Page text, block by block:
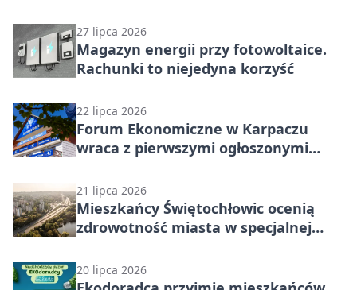
27 lipca 2026
Magazyn energii przy fotowoltaice.
Rachunki to niejedyna korzyść
22 lipca 2026
Forum Ekonomiczne w Karpaczu
wraca z pierwszymi ogłoszonymi
zapisów
21 lipca 2026
Mieszkańcy Świętochłowic ocenią
zdrowotność miasta w specjalnej
20 lipca 2026